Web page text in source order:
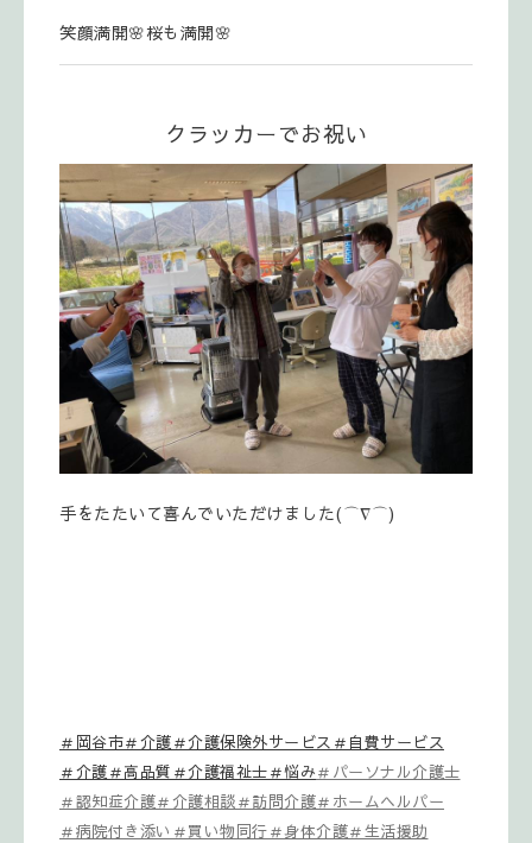
笑顔満開🌸桜も満開🌸
クラッカーでお祝い
手をたたいて喜んでいただけました(⌒∇⌒)
＃岡谷市＃介護＃介護保険外サービス＃自費サービス
＃介護＃高品質＃介護福祉士＃悩み＃パーソナル介護士
＃認知症介護＃介護相談＃訪問介護＃ホームヘルパー
＃病院付き添い＃買い物同行＃身体介護＃生活援助